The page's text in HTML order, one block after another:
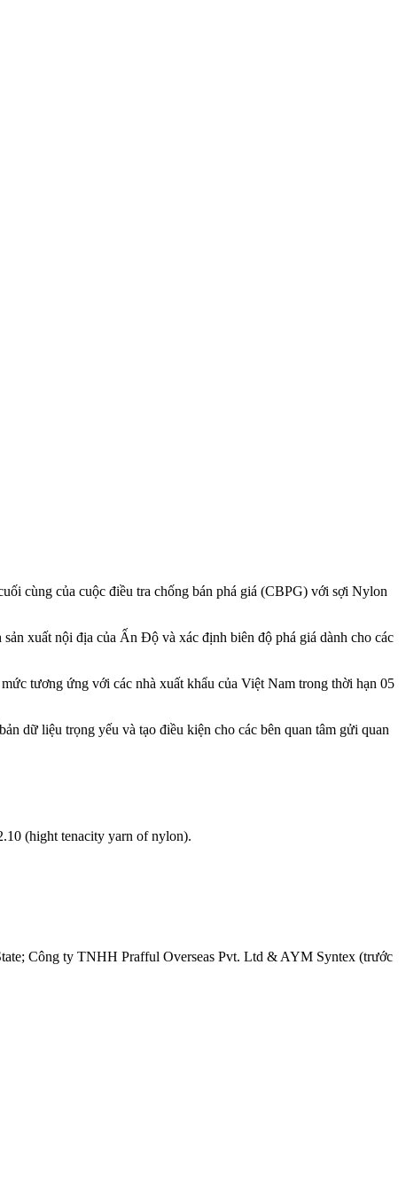
cùng của cuộc điều tra chống bán phá giá (CBPG) với sợi Nylon
xuất nội địa của Ấn Độ và xác định biên độ phá giá dành cho các
tương ứng với các nhà xuất khẩu của Việt Nam trong thời hạn 05
dữ liệu trọng yếu và tạo điều kiện cho các bên quan tâm gửi quan
(hight tenacity yarn of nylon).
Công ty TNHH Prafful Overseas Pvt. Ltd & AYM Syntex (trước